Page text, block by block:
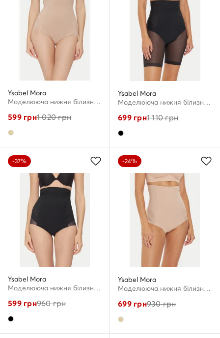
Ysabel Mora
Моделююча нижня білизна · Бежевий
599грн1 020грн
Ysabel Mora
Моделююча нижня білизна · Чорний
699грн1 110грн
-37%
Ysabel Mora
Моделююча нижня білизна · Чорний
599грн960грн
-24%
Ysabel Mora
Моделююча нижня білизна · Бежевий
699грн930грн